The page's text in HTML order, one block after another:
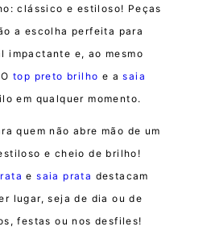
clássico e estiloso! Peças
a escolha perfeita para
impactante e, ao mesmo
Otop preto brilho e asaia
em qualquer momento.
quem não abre mão de um
e cheio de brilho!
esaia prata destacam
lugar, seja de dia ou de
festas ou nos desfiles!